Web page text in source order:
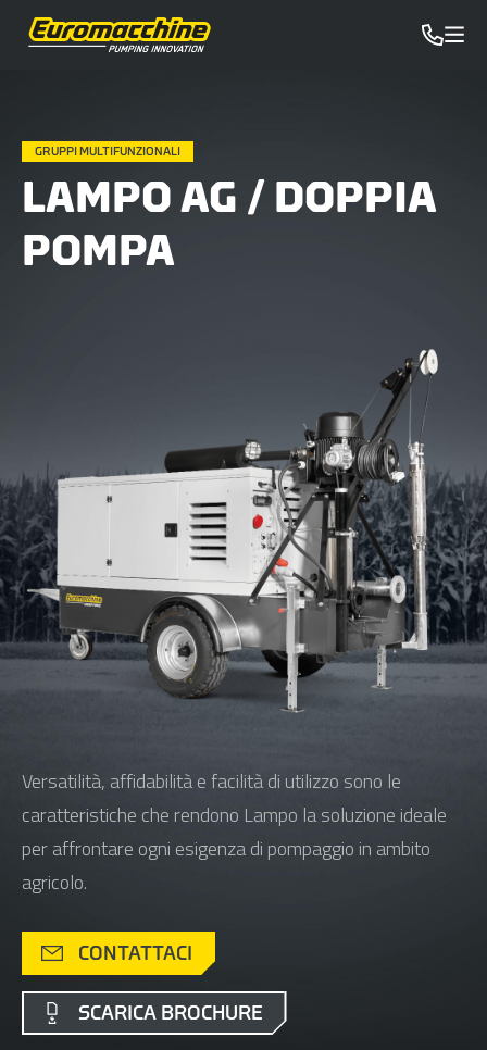
GRUPPI MULTIFUNZIONALI
LAMPO AG / DOPPIA
POMPA
Versatilità, affidabilità e facilità di utilizzo sono le
caratteristiche che rendono Lampo la soluzione ideale
per affrontare ogni esigenza di pompaggio in ambito
agricolo.
CONTATTACI
SCARICA BROCHURE